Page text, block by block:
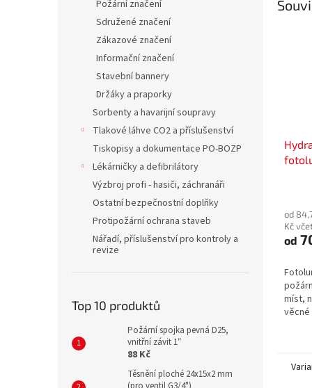
Požární značení
Sdružené značení
Zákazové značení
Informační značení
Stavební bannery
Držáky a praporky
Sorbenty a havarijní soupravy
Tlakové láhve CO2 a příslušenství
Tiskopisy a dokumentace PO-BOZP
Lékárničky a defibrilátory
Výzbroj profi - hasiči, záchranáři
Ostatní bezpečnostní doplňky
Protipožární ochrana staveb
Nářadí, příslušenství pro kontroly a
revize
Top 10 produktů
Požární spojka pevná D25,
vnitřní závit 1″
88 Kč
Těsnění ploché 24x15x2 mm
od
Kč
od
míst,